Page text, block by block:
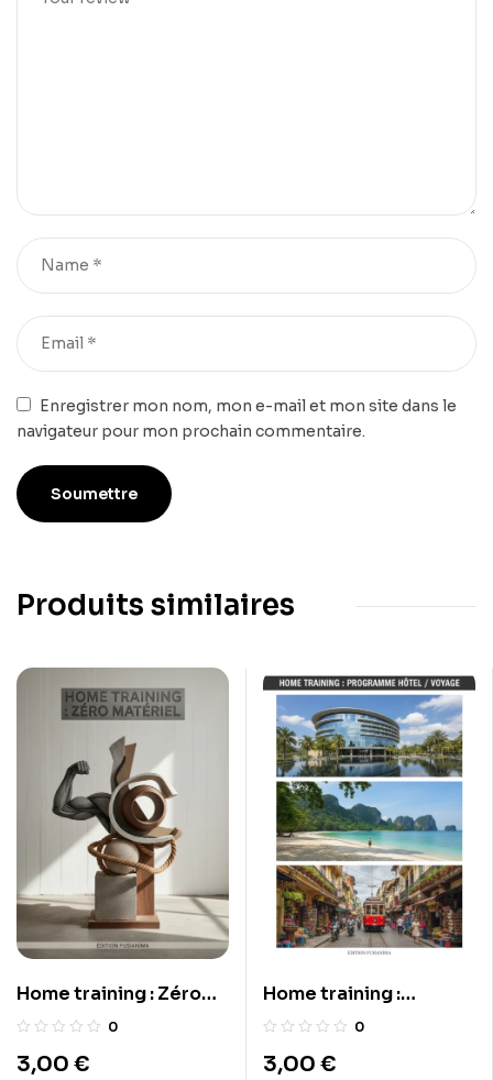
Enregistrer mon nom, mon e-mail et mon site dans le
navigateur pour mon prochain commentaire.
Produits similaires
Home training : Zéro
matériel
0
3,00 €
Home training :
Programme hôtel –
0
3,00 €